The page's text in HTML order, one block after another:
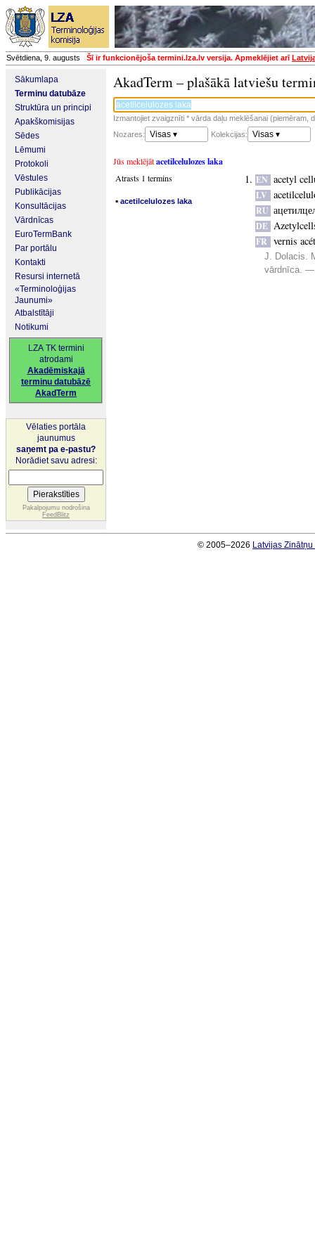
Svētdiena, 9. augusts Šī ir funkcionējoša termini.lza.lv versija. Apmeklējiet arī
Sākumlapa
Terminu datubāze
Struktūra un principi
Apakškomisijas
Sēdes
Lēmumi
Protokoli
Vēstules
Publikācijas
Konsultācijas
Vārdnīcas
EuroTermBank
Par portālu
Kontakti
Resursi internetā
«Terminoloģijas
Jaunumi»
Atbalstītāji
Notikumi
LZA TK termini
atrodami
Akadēmiskajā
terminu datubāzē
AkadTerm
Vēlaties portāla
jaunumus
saņemt pa e-pastu?
Norādiet savu adresi:
Pakalpojumu nodrošina
FeedBlitz
AkadTerm – plašākā latviešu
Izmantojiet zvaigznīti * vārda daļu meklēšanai (piemēram,
Nozares:
Visas ▾ Kolekcijas: Visas ▾
Jūs meklējātacetilcelulozes laka
Atrasts 1 termins
▪ acetilcelulozes laka
EN acetyl
LV
RU
DE
FR vernis
J. Dolacis.
vārdnīca. —
© 2005–2026 Latvijas